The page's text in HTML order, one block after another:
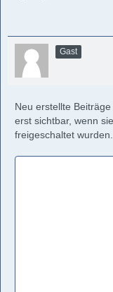
Gast
Neu erstellte
erst sichtbar, wenn
freigeschaltet wurden.